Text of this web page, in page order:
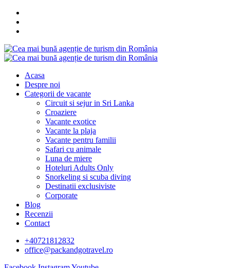
Acasa
Despre noi
Categorii de vacante
Circuit si sejur in Sri Lanka
Croaziere
Vacante exotice
Vacante la plaja
Vacante pentru familii
Safari cu animale
Luna de miere
Hoteluri Adults Only
Snorkeling si scuba diving
Destinatii exclusiviste
Corporate
Blog
Recenzii
Contact
+40721812832
office@packandgotravel.ro